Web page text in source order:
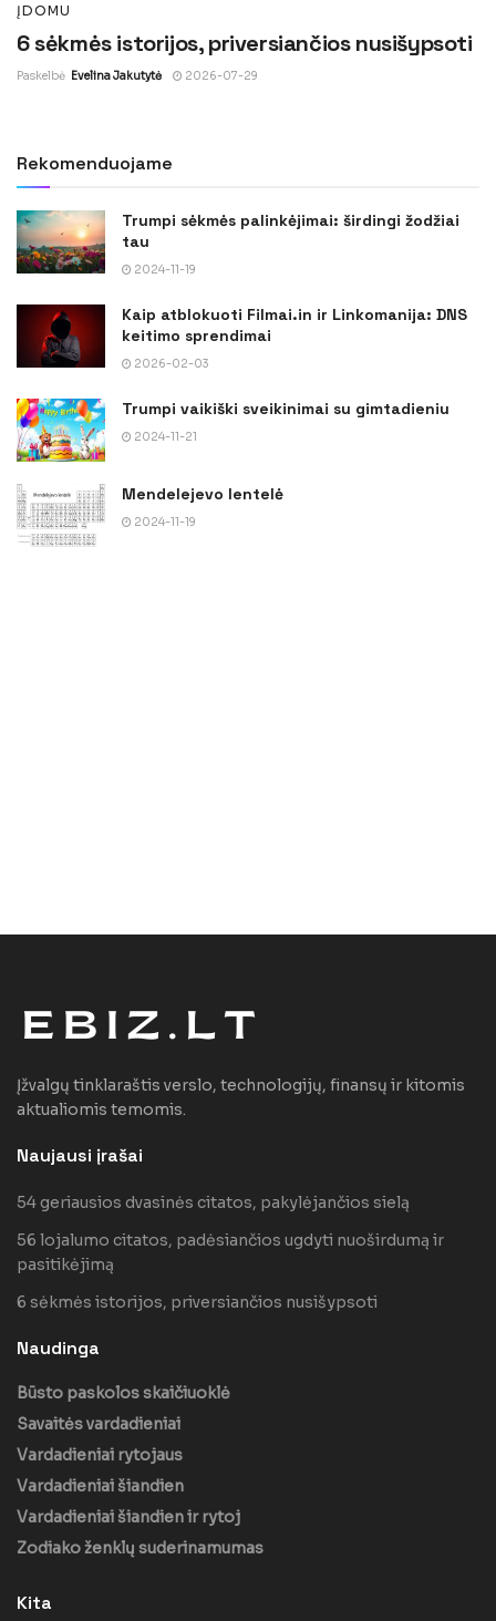
ĮDOMU
6 sėkmės istorijos, priversiančios nusišypsoti
Paskelbė Evelina Jakutytė 2026-07-29
Rekomenduojame
Trumpi sėkmės palinkėjimai: širdingi žodžiai
tau
2024-11-19
Kaip atblokuoti Filmai.in ir Linkomanija: DNS
keitimo sprendimai
2026-02-03
Trumpi vaikiški sveikinimai su gimtadieniu
2024-11-21
Mendelejevo lentelė
2024-11-19
Įžvalgų tinklaraštis verslo, technologijų, finansų ir kitomis
aktualiomis temomis.
Naujausi įrašai
54 geriausios dvasinės citatos, pakylėjančios sielą
56 lojalumo citatos, padėsiančios ugdyti nuoširdumą ir
pasitikėjimą
6 sėkmės istorijos, priversiančios nusišypsoti
Naudinga
Būsto paskolos skaičiuoklė
Savaitės vardadieniai
Vardadieniai rytojaus
Vardadieniai šiandien
Vardadieniai šiandien ir rytoj
Zodiako ženklų suderinamumas
Kita